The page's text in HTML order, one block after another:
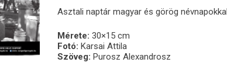
Asztali naptár magyar és görög névnapokkal
Mérete: 30×15 cm
Fotó: Karsai Attila
Szöveg: Purosz Alexandrosz